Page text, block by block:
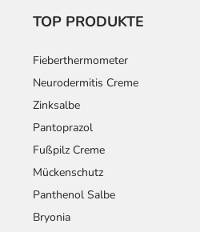
TOP PRODUKTE
Fieberthermometer
Neurodermitis Creme
Zinksalbe
Pantoprazol
Fußpilz Creme
Mückenschutz
Panthenol Salbe
Bryonia